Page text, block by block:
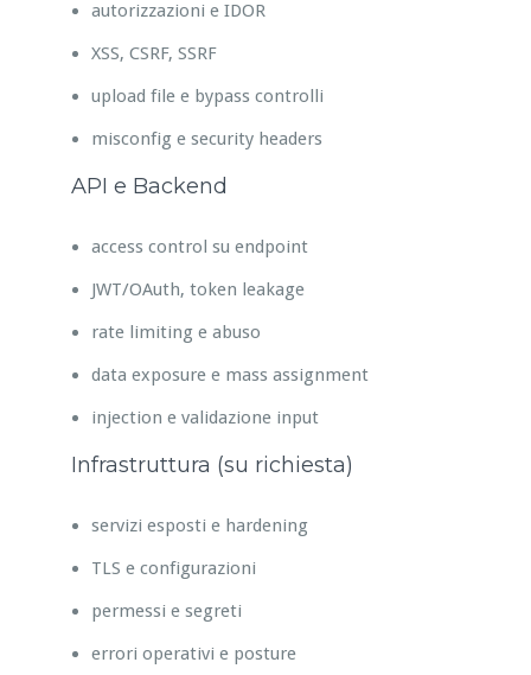
autorizzazioni e IDOR
XSS, CSRF, SSRF
upload file e bypass controlli
misconfig e security headers
API e Backend
access control su endpoint
JWT/OAuth, token leakage
rate limiting e abuso
data exposure e mass assignment
injection e validazione input
Infrastruttura (su richiesta)
servizi esposti e hardening
TLS e configurazioni
permessi e segreti
errori operativi e posture